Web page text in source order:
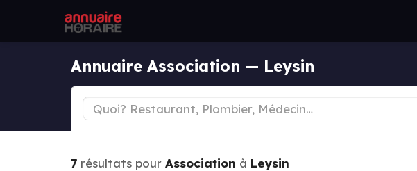
Annuaire Association — Leysin
7 résultats pour Association à Leysin